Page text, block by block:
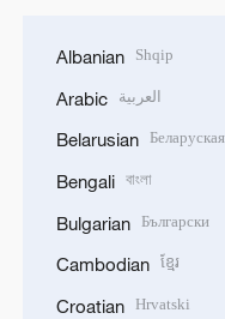
Albanian Shqip
Arabic العربية
Belarusian Беларуская
Bengali বাংলা
Bulgarian Български
Cambodian ខ្មែរ
Croatian Hrvatski